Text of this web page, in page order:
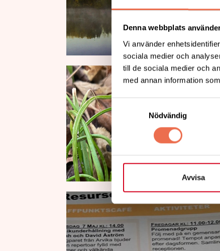
Denna webbplats
Vi använder
sociala medier och
till de sociala medier och
med annan information
Samtyckesval
Nödvändig
Avvisa